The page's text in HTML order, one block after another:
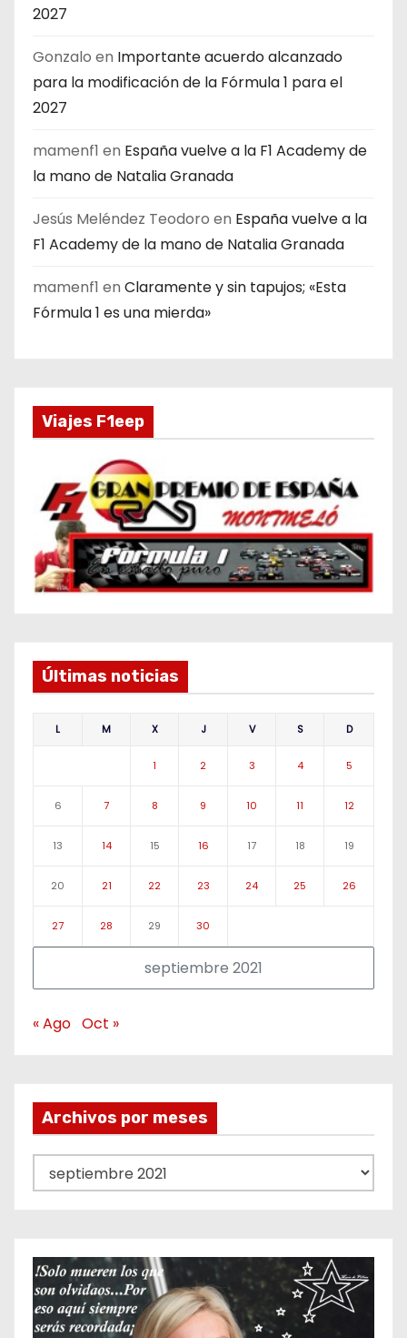
2027
Gonzalo en Importante acuerdo alcanzado
para la modificación de la Fórmula 1 para el
2027
mamenf1 en España vuelve a la F1 Academy de
la mano de Natalia Granada
Jesús Meléndez Teodoro en España vuelve a la
F1 Academy de la mano de Natalia Granada
mamenf1 en Claramente y sin tapujos; «Esta
Fórmula 1 es una mierda»
Viajes F1eep
Últimas noticias
septiembre 2021
L M X J V S D
1 2 3 4 5
6 7 8 9 10 11 12
13 14 15 16 17 18 19
20 21 22 23 24 25 26
27 28 29 30
« Ago Oct »
Archivos por meses
r
v
o